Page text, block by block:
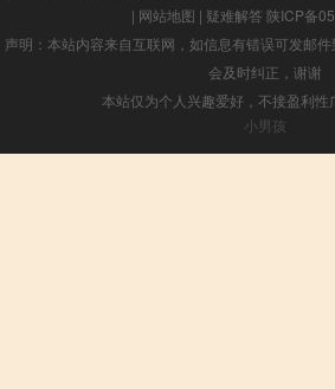
| 网站地图 | 疑难解答 陕ICP备
声明：本站内容来自互联网，如信息有错误可发邮
会及时纠正，谢谢
本站仅为个人兴趣爱好，不接盈利性
小男孩